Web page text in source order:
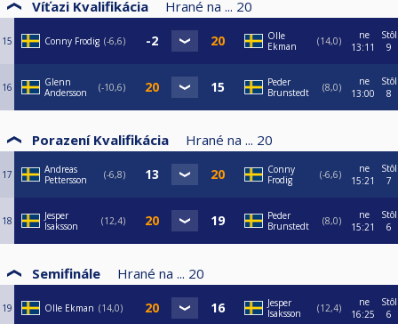
Víťazi Kvalifikácia Hrané na ... 20
15 Conny Frodig -6,6
Olle
Ekman
14,0
ne
13:11
Stôl
9
16
Glenn
Andersson
-10,6
Peder
Brunstedt
8,0
ne
13:00
Stôl
8
Porazení Kvalifikácia Hrané na ... 20
17
Andreas
Pettersson
-6,8
Conny
Frodig
-6,6
ne
15:21
Stôl
7
18
Jesper
Isaksson
12,4
Peder
Brunstedt
8,0
ne
15:21
Stôl
6
Semifinále Hrané na ... 20
19 Olle Ekman 14,0
Jesper
Isaksson
12,4
ne
16:25
Stôl
6